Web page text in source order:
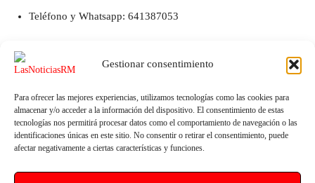
Gestionar consentimiento
Para ofrecer las mejores experiencias, utilizamos tecnologías como las cookies para
almacenar y/o acceder a la información del dispositivo. El consentimiento de estas
tecnologías nos permitirá procesar datos como el comportamiento de navegación o las
identificaciones únicas en este sitio. No consentir o retirar el consentimiento, puede
afectar negativamente a ciertas características y funciones.
Teléfono y Whatsapp: 641387053